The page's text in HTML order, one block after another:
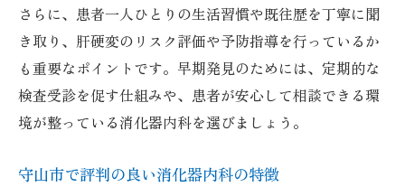
さらに、患者一人ひとりの生活習慣や既往歴を丁寧に聞
き取り、肝硬変のリスク評価や予防指導を行っているか
も重要なポイントです。早期発見のためには、定期的な
検査受診を促す仕組みや、患者が安心して相談できる環
境が整っている消化器内科を選びましょう。
守山市で評判の良い消化器内科の特徴